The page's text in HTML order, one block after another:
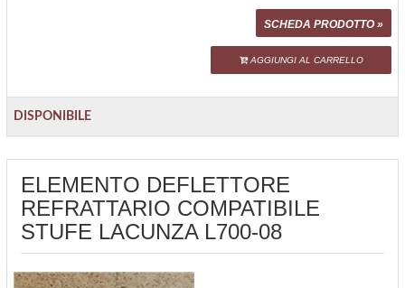
SCHEDA PRODOTTO »
AGGIUNGI AL CARRELLO
DISPONIBILE
ELEMENTO DEFLETTORE
REFRATTARIO COMPATIBILE
STUFE LACUNZA L700-08